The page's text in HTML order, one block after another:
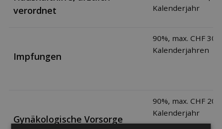
verordnet
Kalenderjahr
Impfungen
90%, max. CHF
Kalenderjahren
Gynäkologische Vorsorge
90%, max. CHF
Kalenderjahr